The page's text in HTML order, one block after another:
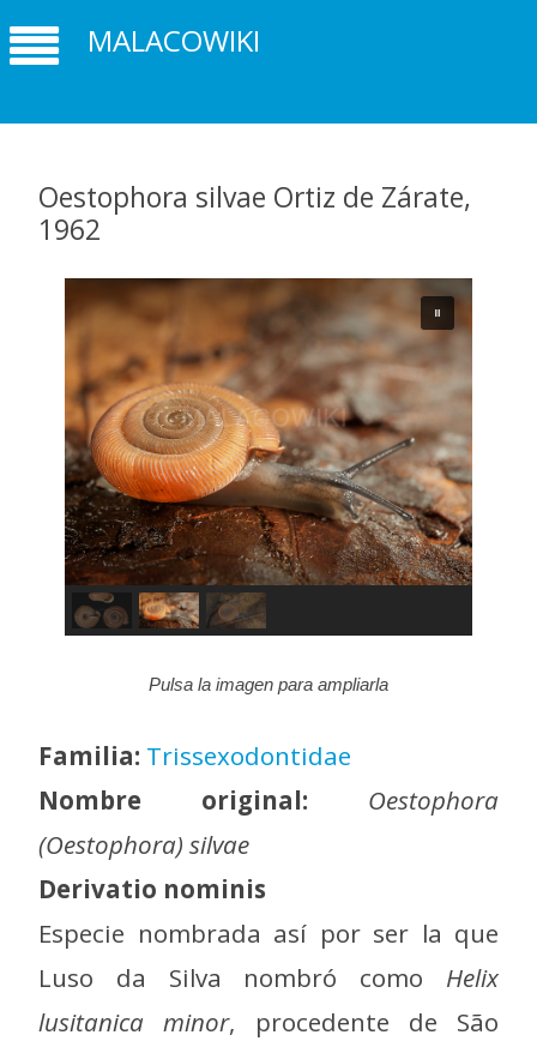
MALACOWIKI
Oestophora silvae Ortiz de Zárate,
1962
Pulsa la imagen para ampliarla
Familia: Trissexodontidae
Nombre original:
Oestophora
(Oestophora) silvae
Derivatio nominis
Especie nombrada así por ser la que
Luso da Silva nombró como Helix
lusitanica minor, procedente de São